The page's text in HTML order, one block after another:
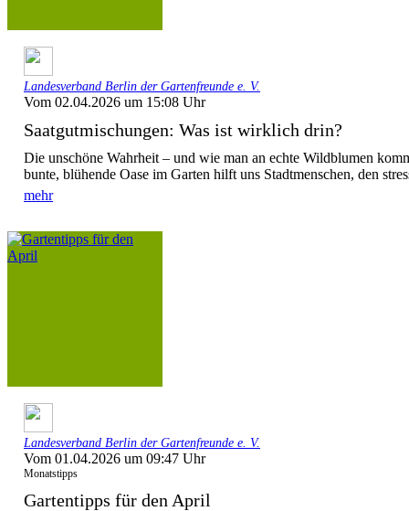
Landesverband Berlin der Gartenfreunde e. V.
Vom 02.04.2026 um 15:08 Uhr
Saatgutmischungen: Was ist wirklich drin?
Die unschöne Wahrheit – und wie man an echte Wildblumen
bunte, blühende Oase im Garten hilft uns Stadtmenschen, den
mehr
Landesverband Berlin der Gartenfreunde e. V.
Vom 01.04.2026 um 09:47 Uhr
Monatstipps
Gartentipps für den April